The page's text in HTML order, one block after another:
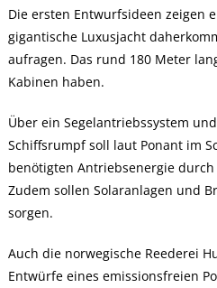
Die ersten Entwurfsideen zeigen
gigantische Luxusjacht
aufragen. Das rund 180 Meter
Kabinen haben.
Über ein Segelantriebssystem
Schiffsrumpf soll laut Ponant im
benötigten Antriebsenergie
Zudem sollen Solaranlagen und
sorgen.
Auch die norwegische Reederei
Entwürfe eines emissionsfreien